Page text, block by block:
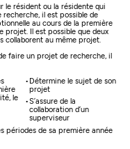
le résident ou la résidente qui
il est possible de
au cours de la première
projet. Il est possible que deux
collaborent au même projet.
faire un projet de recherche, il
le
Détermine le sujet de son
projet
S’assure de la
collaboration d’un
superviseur
périodes de sa première année